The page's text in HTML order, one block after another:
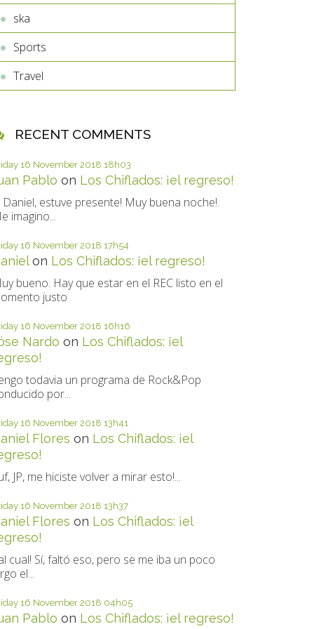
ska
Sports
Travel
RECENT COMMENTS
16 November 2018 18h03
Pablo on Los Chiflados: ¡el regreso!
Daniel, estuve presente! Muy buena noche!.
imagino...
16 November 2018 17h54
on Los Chiflados: ¡el regreso!
bueno. Hay que estar en el REC listo en el
justo
16 November 2018 16h16
Nardo on Los Chiflados: ¡el
todavia un programa de Rock&Pop
por...
16 November 2018 13h41
Flores on Los Chiflados: ¡el
JP, me hiciste volver a mirar esto!...
16 November 2018 13h37
Flores on Los Chiflados: ¡el
cual! Sí, faltó eso, pero se me iba un poco
el...
16 November 2018 04h05
Pablo on Los Chiflados: ¡el regreso!